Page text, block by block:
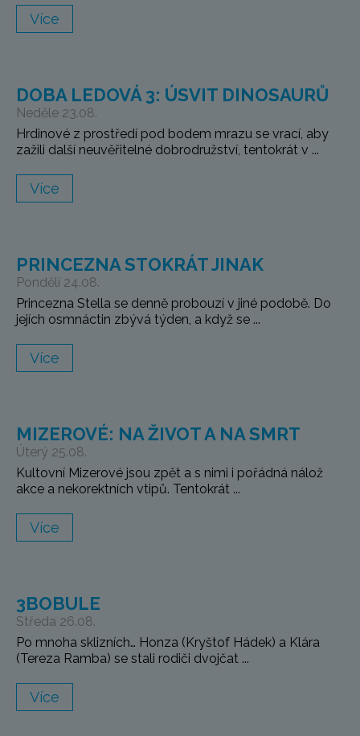
Více
DOBA LEDOVÁ 3: ÚSVIT DINOSAURŮ
Neděle 23.08.
Hrdinové z prostředí pod bodem mrazu se vrací, aby
zažili další neuvěřitelné dobrodružství, tentokrát v ...
Více
PRINCEZNA STOKRÁT JINAK
Pondělí 24.08.
Princezna Stella se denně probouzí v jiné podobě. Do
jejích osmnáctin zbývá týden, a když se ...
Více
MIZEROVÉ: NA ŽIVOT A NA SMRT
Úterý 25.08.
Kultovní Mizerové jsou zpět a s nimi i pořádná nálož
akce a nekorektních vtipů. Tentokrát ...
Více
3BOBULE
Středa 26.08.
Po mnoha sklizních… Honza (Kryštof Hádek) a Klára
(Tereza Ramba) se stali rodiči dvojčat ...
Více